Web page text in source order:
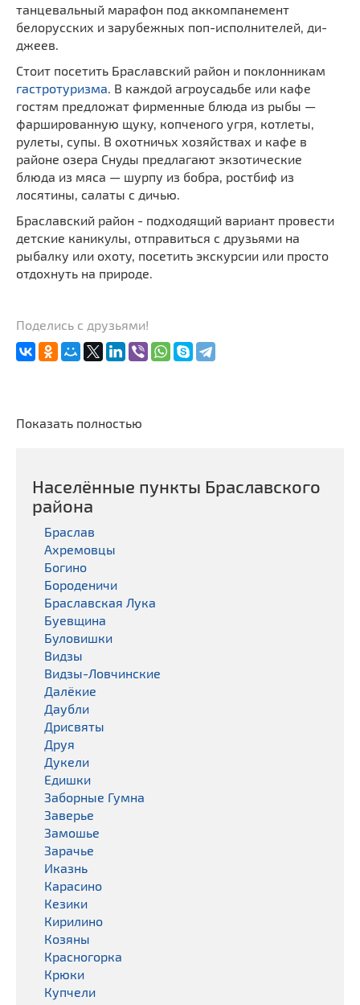
танцевальный марафон под аккомпанемент
белорусских и зарубежных поп-исполнителей, ди-
джеев.
Стоит посетить Браславский район и поклонникам
гастротуризма . В каждой агроусадьбе или кафе
гостям предложат фирменные блюда из рыбы —
фаршированную щуку, копченого угря, котлеты,
рулеты, супы. В охотничьх хозяйствах и кафе в
районе озера Снуды предлагают экзотические
блюда из мяса — шурпу из бобра, ростбиф из
лосятины, салаты с дичью.
Браславский район - подходящий вариант провести
детские каникулы, отправиться с друзьями на
рыбалку или охоту, посетить экскурсии или просто
отдохнуть на природе.
Поделись с друзьями!
Показать полностью
Населённые пункты Браславского
районa
Браслав
Ахремовцы
Богино
Бороденичи
Браславская Лука
Буевщина
Буловишки
Видзы
Видзы-Ловчинские
Далёкие
Даубли
Дрисвяты
Друя
Дукели
Едишки
Заборные Гумна
Заверье
Замошье
Зарачье
Иказнь
Карасино
Кезики
Кирилино
Козяны
Красногорка
Крюки
Купчели